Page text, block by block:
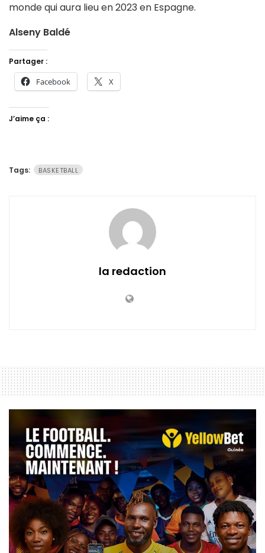
monde qui aura lieu en 2023 en Espagne.
Alseny Baldé
Partager :
Facebook X
J’aime ça :
Tags: BASKETBALL
la redaction